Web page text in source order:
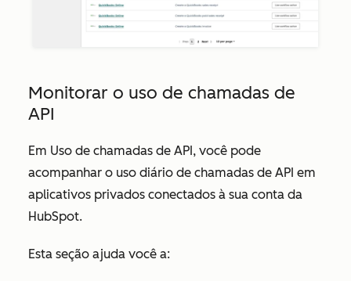
Monitorar o uso de chamadas de
API
Em Uso de chamadas de API , você pode
acompanhar o uso diário de chamadas de API em
aplicativos privados conectados à sua conta da
HubSpot.
Esta seção ajuda você a: